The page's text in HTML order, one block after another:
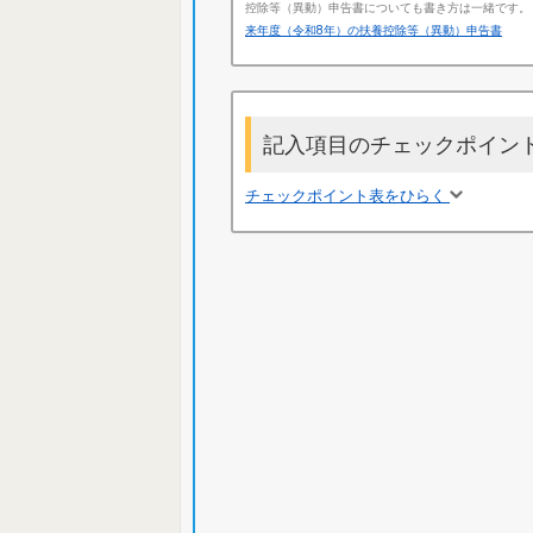
控除等（異動）申告書についても書き方は一緒です。
来年度（令和8年）の扶養控除等（異動）申告書
記入項目のチェックポイン
チェックポイント表をひらく